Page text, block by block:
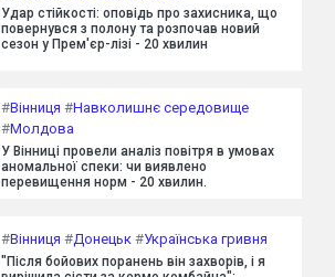
Удар стійкості: оповідь про захисника, що
повернувся з полону та розпочав новий
сезон у Прем'єр-лізі - 20 хвилин
#Вінниця #Навколишнє середовище
#Молдова
У Вінниці провели аналіз повітря в умовах
аномальної спеки: чи виявлено
перевищення норм - 20 хвилин.
#Вінниця #Донецьк #Українська гривня
"Після бойових поранень він захворів, і я